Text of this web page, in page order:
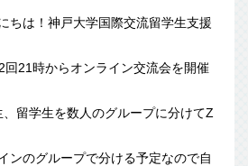
ちは！神戸大学国際交流留学生支援
21時からオンライン交流会を開催
留学生を数人のグループに分けてZ
ンのグループで分ける予定なので自